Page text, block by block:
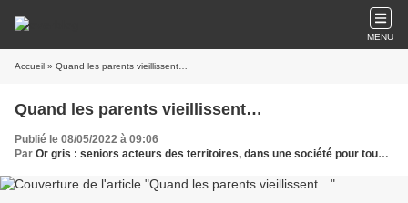
MENU
Accueil » Quand les parents vieillissent…
Quand les parents vieillissent…
Publié le 08/05/2022 à 09:06
Par Or gris : seniors acteurs des territoires, dans une société pour tous les âges